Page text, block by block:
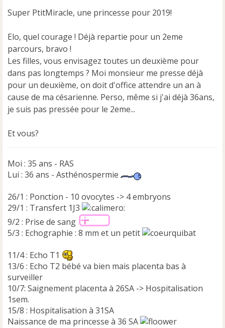
a
e
n
o
n
l
u
Super PtitMiracle, une princesse pour 2019!
Elo, quel courage ! Déjà repartie pour un 2eme
parcours, bravo !
Les filles, vous envisagez toutes un deuxième pour
dans pas longtemps ? Moi monsieur me presse déjà
pour un deuxième, on doit d'office attendre un an à
cause de ma césarienne. Perso, même si j'ai déjà 36ans,
je suis pas pressée pour le 2eme...
Et vous?
Moi : 35 ans - RAS
Lui : 36 ans - Asthénospermie
26/1 : Ponction - 10 ovocytes -> 4 embryons
29/1 : Transfert 1J3
9/2 : Prise de sang
5/3 : Echographie : 8 mm et un petit
11/4 : Echo T1
13/6 : Echo T2 bébé va bien mais placenta bas à
surveiller
10/7: Saignement placenta à 26SA -> Hospitalisation
1sem.
15/8 : Hospitalisation à 31SA
Naissance de ma princesse à 36 SA